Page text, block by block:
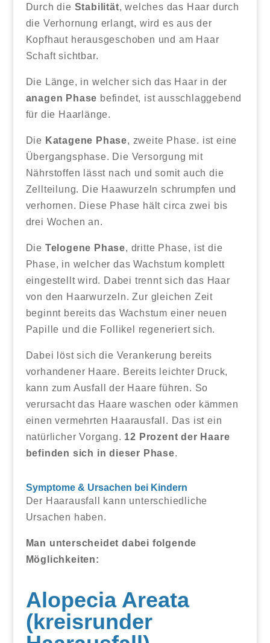
Durch die Stabilität, welches das Haar durch
die Verhornung erlangt, wird es aus der
Kopfhaut herausgeschoben und am Haar
Schaft sichtbar.
Die Länge, in welcher sich das Haar in der
anagen Phase befindet, ist ausschlaggebend
für die Haarlänge.
Die Katagene Phase, zweite Phase. ist eine
Übergangsphase. Die Versorgung mit
Nährstoffen lässt nach und somit auch die
Zellteilung. Die Haawurzeln schrumpfen und
verhornen. Diese Phase hält circa zwei bis
drei Wochen an.
Die Telogene Phase, dritte Phase, ist die
Phase, in welcher das Wachstum komplett
eingestellt wird. Dabei trennt sich das Haar
von den Haarwurzeln. Zur gleichen Zeit
beginnt bereits das Wachstum einer neuen
Papille und die Follikel regeneriert sich.
Dabei löst sich die Verankerung bereits
vorhandener Haare. Bereits leichter Druck,
kann zum Ausfall der Haare führen. So
verursacht das Haare waschen oder kämmen
einen vermehrten Haarausfall. Das ist ein
natürlicher Vorgang. 12 Prozent der Haare
befinden sich in dieser Phase.
Symptome & Ursachen bei Kindern
Der Haarausfall kann unterschiedliche
Ursachen haben.
Man unterscheidet dabei folgende
Möglichkeiten:
Alopecia Areata
(kreisrunder